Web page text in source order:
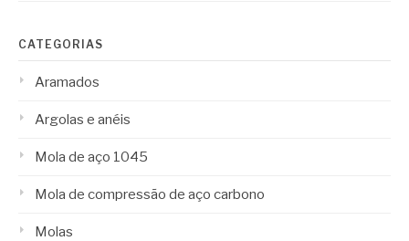
CATEGORIAS
Aramados
Argolas e anéis
Mola de aço 1045
Mola de compressão de aço carbono
Molas